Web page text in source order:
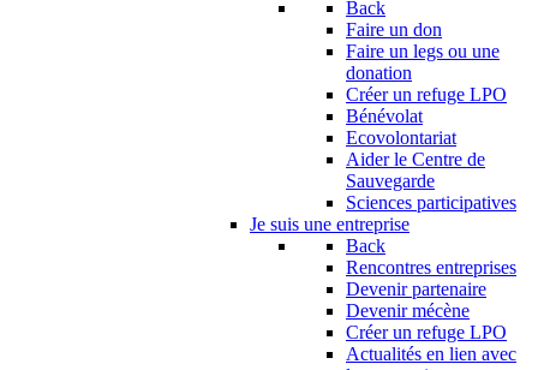
Back
Faire un don
Faire un legs ou une
donation
Créer un refuge LPO
Bénévolat
Ecovolontariat
Aider le Centre de
Sauvegarde
Sciences participatives
Je suis une entreprise
Back
Rencontres entreprises
Devenir partenaire
Devenir mécène
Créer un refuge LPO
Actualités en lien avec